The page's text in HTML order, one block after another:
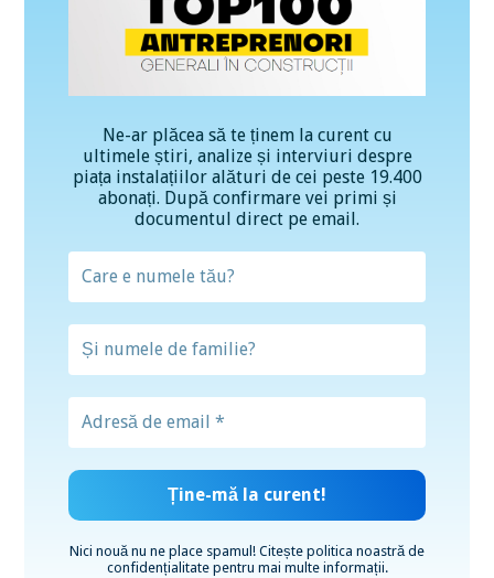
Ne-ar plăcea să te ținem la curent cu
ultimele știri, analize și interviuri despre
piața instalațiilor alături de cei peste 19.400
abonați. După confirmare vei primi și
documentul direct pe email.
Nici nouă nu ne place spamul! Citește politica noastră de
confidențialitatepentru mai multe informații.